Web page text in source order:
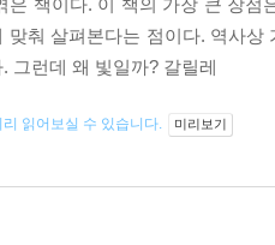
은 책이다. 이 책의 가장 큰 장
맞춰 살펴본다는 점이다. 역사
그런데 왜 빛일까? 갈릴레
읽어보실 수 있습니다. 미리보기